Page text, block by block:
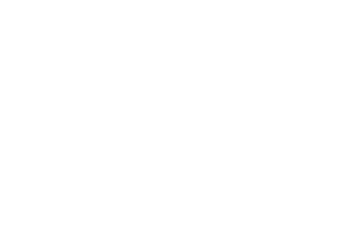
that cookies are used to help us analyze how the website is used and to offer